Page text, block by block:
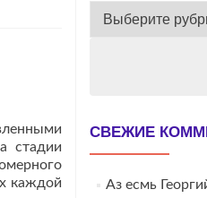
стадии
каждой
ВЕСЬ
СВЕЖИЕ
Аз есмь